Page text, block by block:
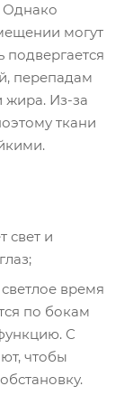
Однако
могут
подвергается
перепадам
жира. Из-за
ткани
свет и
время
по бокам
С
чтобы